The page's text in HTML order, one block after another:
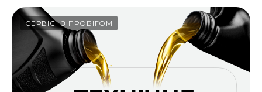
СЕРВІС З ПРОБІГОМ